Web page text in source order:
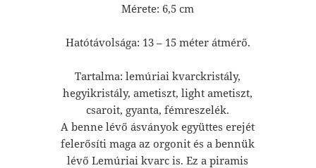
Mérete: 6,5 cm
Hatótávolsága: 13 – 15 méter átmérő.
Tartalma: lemúriai kvarckristály,
hegyikristály, ametiszt, light ametiszt,
csaroit, gyanta, fémreszelék.
A benne lévő ásványok együttes erejét
felerősíti maga az orgonit és a bennük
lévő Lemúriai kvarc is. Ez a piramis